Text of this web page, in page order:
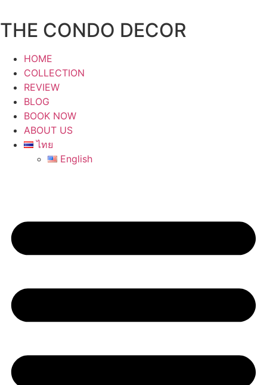
to
content
THE CONDO DECOR
HOME
COLLECTION
REVIEW
BLOG
BOOK NOW
ABOUT US
ไทย
English